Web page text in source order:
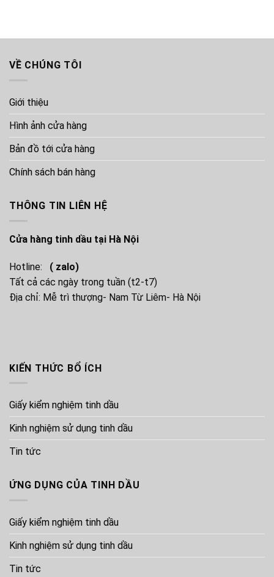
VỀ CHÚNG TÔI
Giới thiệu
Hình ảnh cửa hàng
Bản đồ tới cửa hàng
Chính sách bán hàng
THÔNG TIN LIÊN HỆ
Cửa hàng tinh dầu tại Hà Nội
Hotline:
( zalo)
Tất cả các ngày trong tuần (t2-t7)
Địa chỉ: Mễ trì thượng- Nam Từ Liêm- Hà Nội
KIẾN THỨC BỔ ÍCH
Giấy kiểm nghiệm tinh dầu
Kinh nghiệm sử dụng tinh dầu
Tin tức
ỨNG DỤNG CỦA TINH DẦU
Giấy kiểm nghiệm tinh dầu
Kinh nghiệm sử dụng tinh dầu
Tin tức